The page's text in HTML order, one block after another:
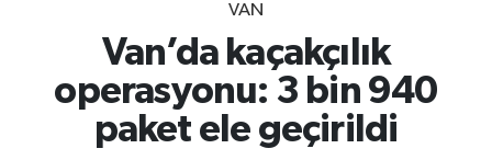
VAN
Van’da kaçakçılık
operasyonu: 3 bin 940
paket ele geçirildi
Süper Lig Puan Durumu ve Fikstür
Tüm Manşetler
Son Dakika Haberleri